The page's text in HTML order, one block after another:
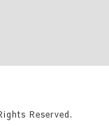
Reserved.